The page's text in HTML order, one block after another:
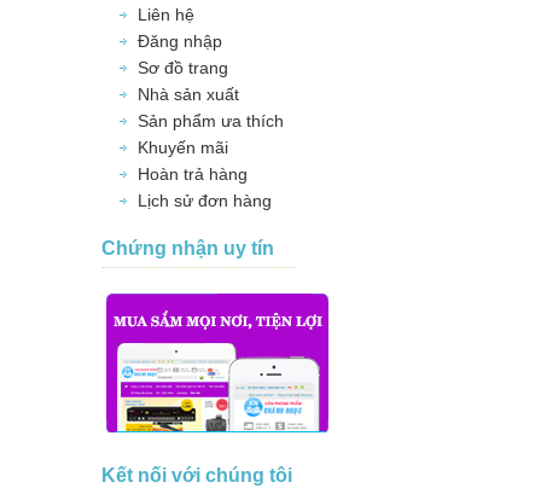
Liên hệ
Đăng nhập
Sơ đồ trang
Nhà sản xuất
Sản phẩm ưa thích
Khuyến mãi
Hoàn trả hàng
Lịch sử đơn hàng
Chứng nhận uy tín
Kết nối với chúng tôi